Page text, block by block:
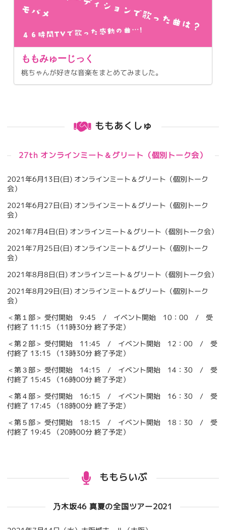
ももみゅーじっく
桃ちゃんが好きな音楽をまとめてみました。
ももあくしゅ
27th オンラインミート＆グリート（個別トーク会）
2021年6月13日(日) オンラインミート＆グリート（個別トーク
会）
2021年6月27日(日) オンラインミート＆グリート（個別トーク
会）
2021年7月4日(日) オンラインミート＆グリート（個別トーク会）
2021年7月25日(日) オンラインミート＆グリート（個別トーク
会）
2021年8月8日(日) オンラインミート＆グリート（個別トーク会）
2021年8月29日(日) オンラインミート＆グリート（個別トーク
会）
＜第１部＞ 受付開始 9:45 / イベント開始 10：00 / 受
付終了 11:15 （11時30分 終了予定）
＜第２部＞ 受付開始 11:45 / イベント開始 12：00 / 受
付終了 13:15 （13時30分 終了予定）
＜第３部＞ 受付開始 14:15 / イベント開始 14：30 / 受
付終了 15:45 （16時00分 終了予定）
＜第４部＞ 受付開始 16:15 / イベント開始 16：30 / 受
付終了 17:45 （18時00分 終了予定）
＜第５部＞ 受付開始 18:15 / イベント開始 18：30 / 受
付終了 19:45 （20時00分 終了予定）
ももらいぶ
乃木坂46 真夏の全国ツアー2021